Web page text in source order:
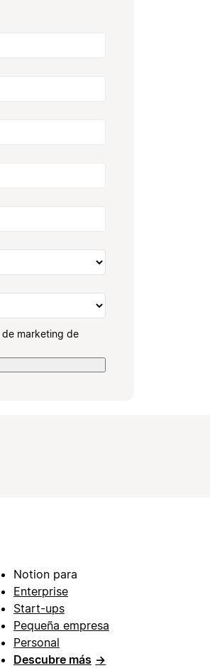
marketing de
Notion para
Enterprise
Start-ups
Pequeña empresa
Personal
Descubre más →